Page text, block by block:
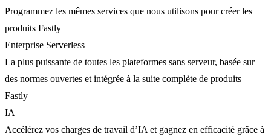
Programmez les mêmes services que nous utilisons pour créer les
produits Fastly
Enterprise Serverless
La plus puissante de toutes les plateformes sans serveur, basée sur
des normes ouvertes et intégrée à la suite complète de produits
Fastly
IA
Accélérez vos charges de travail d’IA et gagnez en efficacité grâce à